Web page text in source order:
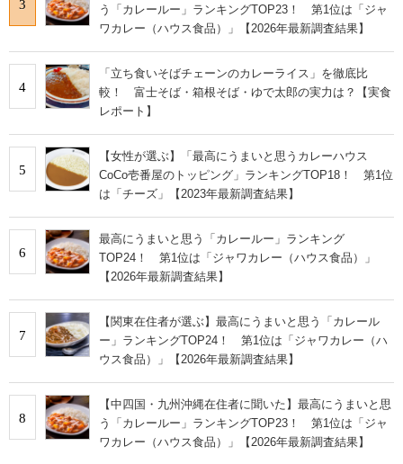
3
う「カレールー」ランキングTOP23！ 第1位は「ジャ
ワカレー（ハウス食品）」【2026年最新調査結果】
4
「立ち食いそばチェーンのカレーライス」を徹底比
較！ 富士そば・箱根そば・ゆで太郎の実力は？【実食
レポート】
5
【女性が選ぶ】「最高にうまいと思うカレーハウス
CoCo壱番屋のトッピング」ランキングTOP18！ 第1位
は「チーズ」【2023年最新調査結果】
6
最高にうまいと思う「カレールー」ランキング
TOP24！ 第1位は「ジャワカレー（ハウス食品）」
【2026年最新調査結果】
7
【関東在住者が選ぶ】最高にうまいと思う「カレール
ー」ランキングTOP24！ 第1位は「ジャワカレー（ハ
ウス食品）」【2026年最新調査結果】
8
【中四国・九州沖縄在住者に聞いた】最高にうまいと思
う「カレールー」ランキングTOP23！ 第1位は「ジャ
ワカレー（ハウス食品）」【2026年最新調査結果】